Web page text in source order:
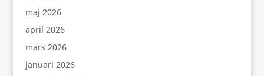
maj 2026
april 2026
mars 2026
januari 2026